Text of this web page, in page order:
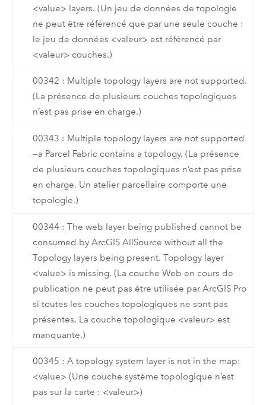
<value> layers. (Un jeu de données de topologie
ne peut être référencé que par une seule couche :
le jeu de données <valeur> est référencé par
<valeur> couches.)
00342 : Multiple topology layers are not supported.
(La présence de plusieurs couches topologiques
n’est pas prise en charge.)
00343 : Multiple topology layers are not supported
—a Parcel Fabric contains a topology. (La présence
de plusieurs couches topologiques n’est pas prise
en charge. Un atelier parcellaire comporte une
topologie.)
00344 : The web layer being published cannot be
consumed by ArcGIS AllSource without all the
Topology layers being present. Topology layer
<value> is missing. (La couche Web en cours de
publication ne peut pas être utilisée par ArcGIS Pro
si toutes les couches topologiques ne sont pas
présentes. La couche topologique <valeur> est
manquante.)
00345 : A topology system layer is not in the map:
<value> (Une couche système topologique n’est
pas sur la carte : <valeur>)